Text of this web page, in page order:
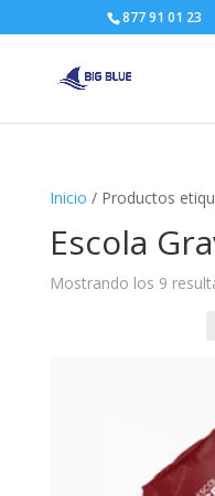
877 91 01 23
Inicio / Productos
Escola
Mostrando los 9